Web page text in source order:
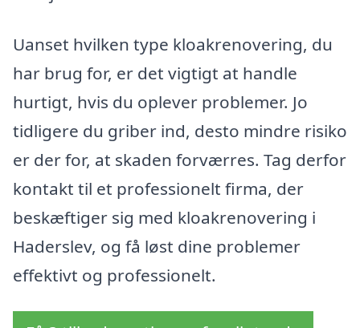
Uanset hvilken type kloakrenovering, du
har brug for, er det vigtigt at handle
hurtigt, hvis du oplever problemer. Jo
tidligere du griber ind, desto mindre risiko
er der for, at skaden forværres. Tag derfor
kontakt til et professionelt firma, der
beskæftiger sig med kloakrenovering i
Haderslev, og få løst dine problemer
effektivt og professionelt.